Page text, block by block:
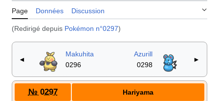
Page Données Discussion
(Redirigé depuis Pokémon n°0297)
◄
Makuhita
0296
Azurill
0298
►
№ 0297 Hariyama